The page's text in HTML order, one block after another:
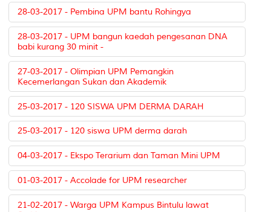
28-03-2017 - Pembina UPM bantu Rohingya
28-03-2017 - UPM bangun kaedah pengesanan DNA
babi kurang 30 minit -
27-03-2017 - Olimpian UPM Pemangkin
Kecemerlangan Sukan dan Akademik
25-03-2017 - 120 SISWA UPM DERMA DARAH
25-03-2017 - 120 siswa UPM derma darah
04-03-2017 - Ekspo Terarium dan Taman Mini UPM
01-03-2017 - Accolade for UPM researcher
21-02-2017 - Warga UPM Kampus Bintulu lawat